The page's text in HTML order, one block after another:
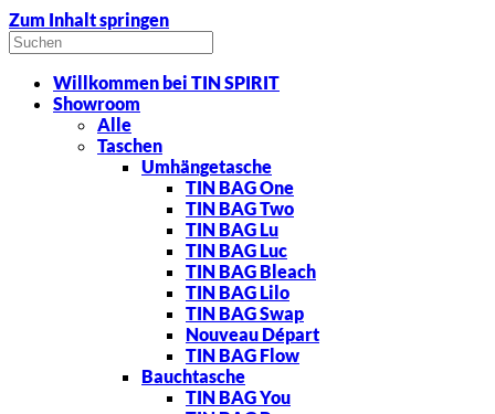
Zum Inhalt springen
Suche
nach:
Willkommen bei TIN SPIRIT
Showroom
Alle
Taschen
Umhängetasche
TIN BAG One
TIN BAG Two
TIN BAG Lu
TIN BAG Luc
TIN BAG Bleach
TIN BAG Lilo
TIN BAG Swap
Nouveau Départ
TIN BAG Flow
Bauchtasche
TIN BAG You